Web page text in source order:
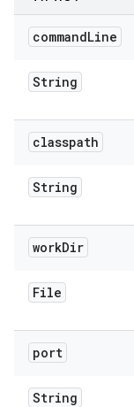
commandLine
String
classpath
String
workDir
File
port
String